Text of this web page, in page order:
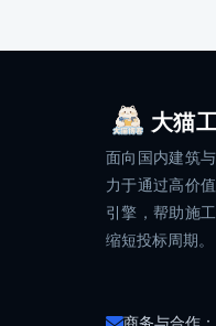
大猫
面向国内建筑
力于通过高价
引擎，帮助施
缩短投标周期。
商务与合作